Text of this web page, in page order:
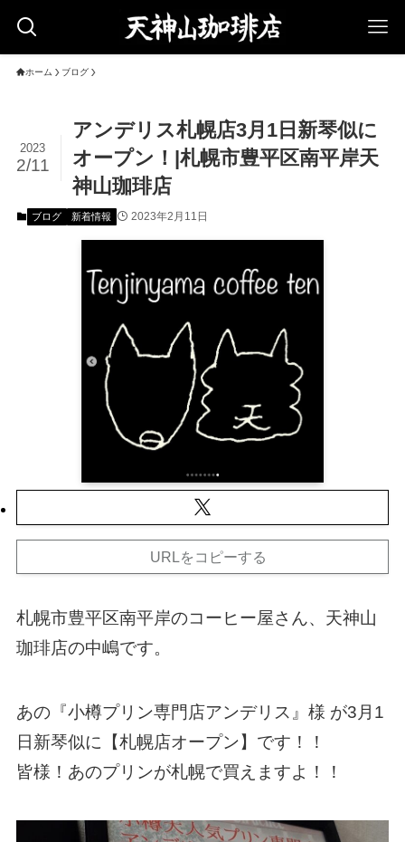
ホーム ブログ
アンデリス札幌店3月1日新琴似に
オープン！|札幌市豊平区南平岸天
神山珈琲店
2023
2/11
ブログ 新着情報 2023年2月11日
URLをコピーする
札幌市豊平区南平岸のコーヒー屋さん、天神山
珈琲店の中嶋です。
あの『小樽プリン専門店アンデリス』様 が3月1
日新琴似に【札幌店オープン】です！！
皆様！あのプリンが札幌で買えますよ！！